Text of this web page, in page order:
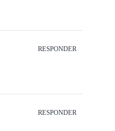
RESPONDER
RESPONDER